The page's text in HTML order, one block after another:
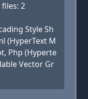
2
Style Sh
(HyperText M
Php (Hyperte
Vector Gr